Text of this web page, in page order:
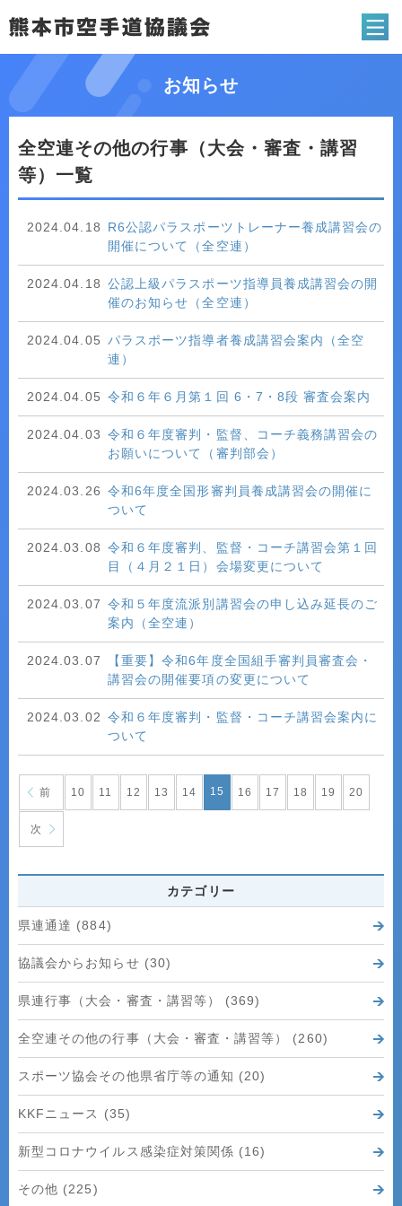
熊本市空手道協
お知らせ
全空連その他の行事（大会・審査・講習
等）一覧
2024.04.18
R6公認パラスポーツトレーナー養成講習会の
開催について（全空連）
2024.04.18 公認上級パラスポーツ指導員養成講習会の開
催のお知らせ（全空連）
2024.04.05 パラスポーツ指導者養成講習会案内（全空
連）
2024.04.05 令和６年６月第１回 6・7・8段 審査会案内
2024.04.03 令和６年度審判・監督、コーチ義務講習会の
お願いについて（審判部会）
2024.03.26 令和6年度全国形審判員養成講習会の開催に
ついて
2024.03.08 令和６年度審判、監督・コーチ講習会第１回
目（４月２１日）会場変更について
2024.03.07 令和５年度流派別講習会の申し込み延長のご
案内（全空連）
2024.03.07
【重要】令和6年度全国組手審判員審査会・
講習会の開催要項の変更について
2024.03.02 令和６年度審判・監督・コーチ講習会案内に
ついて
前 10 11 12 13 14 15 16 17 18 19 20
次
カテゴリー
県連通達 (884)
協議会からお知らせ (30)
県連行事（大会・審査・講習等） (369)
全空連その他の行事（大会・審査・講習等） (260)
スポーツ協会その他県省庁等の通知 (20)
KKFニュース (35)
新型コロナウイルス感染症対策関係 (16)
その他 (225)